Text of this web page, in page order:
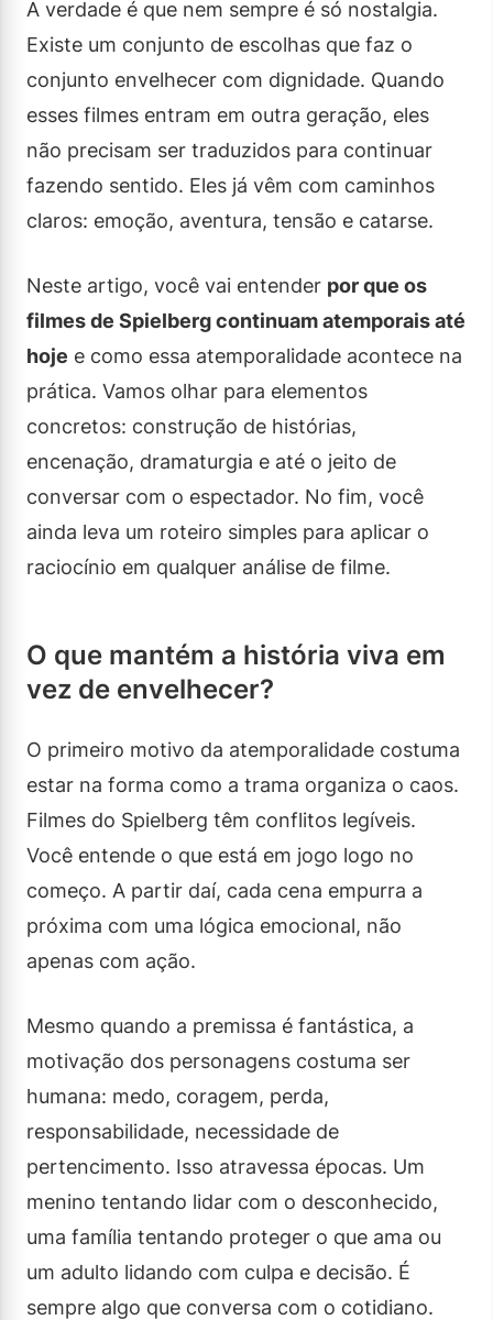
A verdade é que nem sempre é só nostalgia.
Existe um conjunto de escolhas que faz o
conjunto envelhecer com dignidade. Quando
esses filmes entram em outra geração, eles
não precisam ser traduzidos para continuar
fazendo sentido. Eles já vêm com caminhos
claros: emoção, aventura, tensão e catarse.
Neste artigo, você vai entender por que os
filmes de Spielberg continuam atemporais até
hoje e como essa atemporalidade acontece na
prática. Vamos olhar para elementos
concretos: construção de histórias,
encenação, dramaturgia e até o jeito de
conversar com o espectador. No fim, você
ainda leva um roteiro simples para aplicar o
raciocínio em qualquer análise de filme.
O que mantém a história viva em
vez de envelhecer?
O primeiro motivo da atemporalidade costuma
estar na forma como a trama organiza o caos.
Filmes do Spielberg têm conflitos legíveis.
Você entende o que está em jogo logo no
começo. A partir daí, cada cena empurra a
próxima com uma lógica emocional, não
apenas com ação.
Mesmo quando a premissa é fantástica, a
motivação dos personagens costuma ser
humana: medo, coragem, perda,
responsabilidade, necessidade de
pertencimento. Isso atravessa épocas. Um
menino tentando lidar com o desconhecido,
uma família tentando proteger o que ama ou
um adulto lidando com culpa e decisão. É
sempre algo que conversa com o cotidiano.